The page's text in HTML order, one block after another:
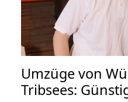
Umzüge von
Tribsees: